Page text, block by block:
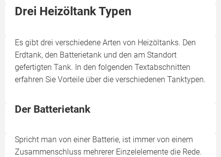
Drei Heizöltank Typen
Es gibt drei verschiedene Arten von Heizöltanks. Den
Erdtank, den Batterietank und den am Standort
gefertigten Tank. In den folgenden Textabschnitten
erfahren Sie Vorteile über die verschiedenen Tanktypen.
Der Batterietank
Spricht man von einer Batterie, ist immer von einem
Zusammenschluss mehrerer Einzelelemente die Rede.